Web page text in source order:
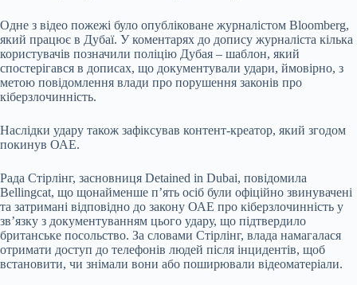
Одне з відео пожежі було опубліковане журналістом Bloomberg,
який працює в Дубаї. У коментарях до допису журналіста кілька
користувачів позначили поліцію Дубая – шаблон, який
спостерігався в дописах, що документували удари, ймовірно, з
метою повідомлення влади про порушення законів про
кіберзлочинність.
Наслідки удару також зафіксував контент-креатор, який згодом
покинув ОАЕ.
Рада Стірлінг, засновниця Detained in Dubai, повідомила
Bellingcat, що щонайменше п’ять осіб були офіційно звинувачені
та затримані відповідно до закону ОАЕ про кіберзлочинність у
зв’язку з документуванням цього удару, що підтвердило
британське посольство. За словами Стірлінг, влада намагалася
отримати доступ до телефонів людей після інцидентів, щоб
встановити, чи знімали вони або поширювали відеоматеріали.